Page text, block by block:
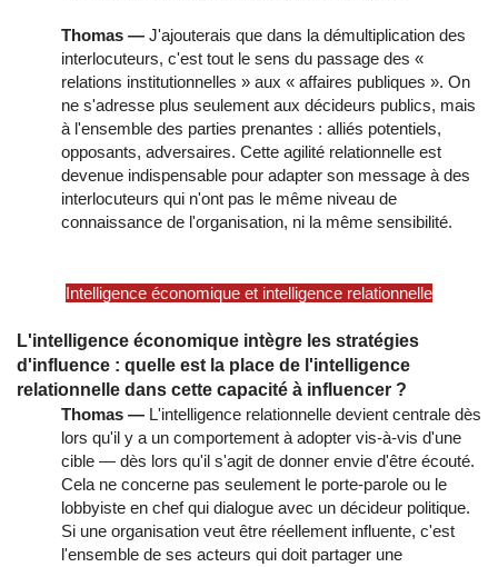
Thomas — J'ajouterais que dans la démultiplication des
interlocuteurs, c'est tout le sens du passage des «
relations institutionnelles » aux « affaires publiques ». On
ne s'adresse plus seulement aux décideurs publics, mais
à l'ensemble des parties prenantes : alliés potentiels,
opposants, adversaires. Cette agilité relationnelle est
devenue indispensable pour adapter son message à des
interlocuteurs qui n'ont pas le même niveau de
connaissance de l'organisation, ni la même sensibilité.
Intelligence économique et intelligence relationnelle
L'intelligence économique intègre les stratégies
d'influence : quelle est la place de l'intelligence
relationnelle dans cette capacité à influencer ?
Thomas — L'intelligence relationnelle devient centrale dès
lors qu'il y a un comportement à adopter vis-à-vis d'une
cible — dès lors qu'il s'agit de donner envie d'être écouté.
Cela ne concerne pas seulement le porte-parole ou le
lobbyiste en chef qui dialogue avec un décideur politique.
Si une organisation veut être réellement influente, c'est
l'ensemble de ses acteurs qui doit partager une